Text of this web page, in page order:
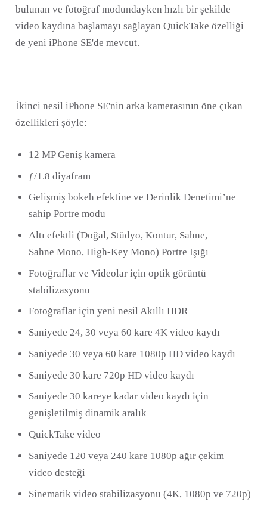
bulunan ve fotoğraf modundayken hızlı bir şekilde
video kaydına başlamayı sağlayan QuickTake özelliği
de yeni iPhone SE'de mevcut.
İkinci nesil iPhone SE'nin arka kamerasının öne çıkan
özellikleri şöyle:
12 MP Geniş kamera
ƒ/1.8 diyafram
Gelişmiş bokeh efektine ve Derinlik Denetimi’ne
sahip Portre modu
Altı efektli (Doğal, Stüdyo, Kontur, Sahne,
Sahne Mono, High-Key Mono) Portre Işığı
Fotoğraflar ve Videolar için optik görüntü
stabilizasyonu
Fotoğraflar için yeni nesil Akıllı HDR
Saniyede 24, 30 veya 60 kare 4K video kaydı
Saniyede 30 veya 60 kare 1080p HD video kaydı
Saniyede 30 kare 720p HD video kaydı
Saniyede 30 kareye kadar video kaydı için
genişletilmiş dinamik aralık
QuickTake video
Saniyede 120 veya 240 kare 1080p ağır çekim
video desteği
Sinematik video stabilizasyonu (4K, 1080p ve 720p)